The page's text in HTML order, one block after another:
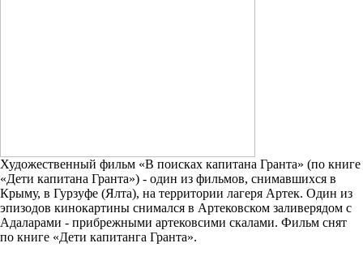
Художественный фильм «В поисках капитана Гранта» (по книге
«Дети капитана Гранта») - один из фильмов, снимавшихся в
Крыму, в Гурзуфе (Ялта), на территории лагеря Артек. Один из
эпизодов кинокартины снимался в Артековском заливерядом с
Адаларами - прибрежными артековсими скалами. Фильм снят
по книге «Дети капитанга Гранта».